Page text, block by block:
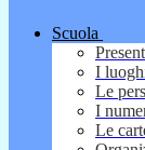
Scuola
I
Le
I
Le